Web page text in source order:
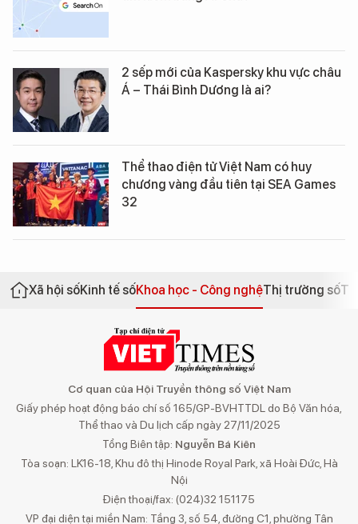
2 sếp mới của Kaspersky khu vực châu
Á – Thái Bình Dương là ai?
Thể thao điện tử Việt Nam có huy
chương vàng đầu tiên tại SEA Games
32
Xã hội sốKinh tế sốKhoa học - Công nghệThị trường số
Cơ quan của Hội Truyền thông số Việt Nam
Giấy phép hoạt động báo chí số 165/GP-BVHTTDL do Bộ Văn hóa,
Thể thao và Du lịch cấp ngày 27/11/2025
Tổng Biên tập: Nguyễn Bá Kiên
Tòa soạn: LK16-18, Khu đô thị Hinode Royal Park, xã Hoài Đức, Hà
Nội
Điện thoại/fax: (024)32 151175
VP đại diện tại miền Nam: Tầng 3, số 54, đường C1, phường Tân